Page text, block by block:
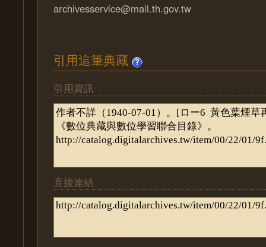
archivesservice@mail.th.gov.tw
引用這筆典藏
引用資訊
直接連結